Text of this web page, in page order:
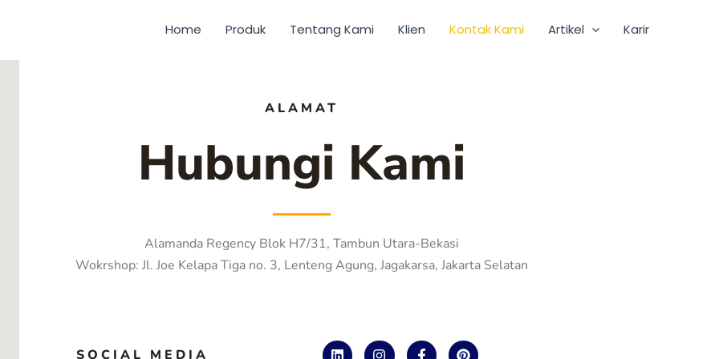
Home Produk Tentang Kami Klien Kontak Kami Artikel Karir
ALAMAT
Hubungi Kami
Alamanda Regency Blok H7/31, Tambun Utara-Bekasi
Wokrshop: Jl. Joe Kelapa Tiga no. 3, Lenteng Agung, Jagakarsa, Jakarta Selatan
SOCIAL MEDIA
L
I
F
P